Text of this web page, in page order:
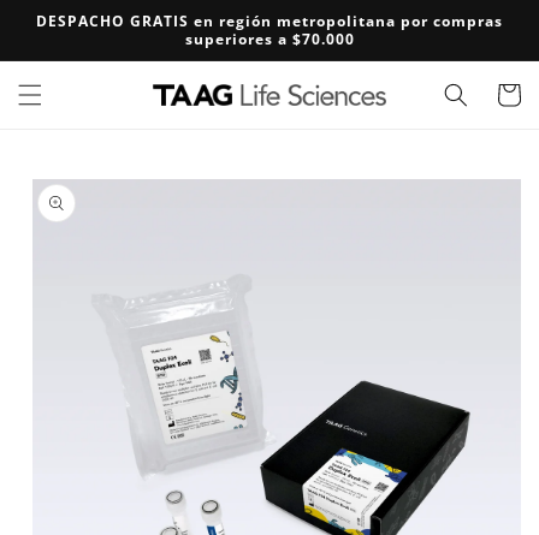
directamente
DESPACHO GRATIS en región metropolitana por compras
superiores a $70.000
Carrito
directamente
a la
información